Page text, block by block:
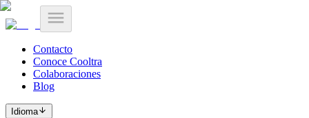
Contacto
Conoce Cooltra
Colaboraciones
Blog
Idioma